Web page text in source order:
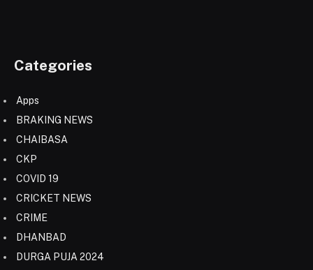
Categories
Apps
BRAKING NEWS
CHAIBASA
CKP
COVID 19
CRICKET NEWS
CRIME
DHANBAD
DURGA PUJA 2024